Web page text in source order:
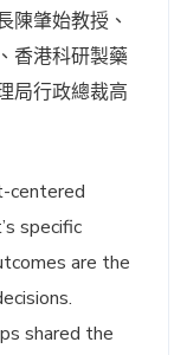
陳肇始教授、
香港科研製藥
局行政總裁高
centered
specific
are the
shared the